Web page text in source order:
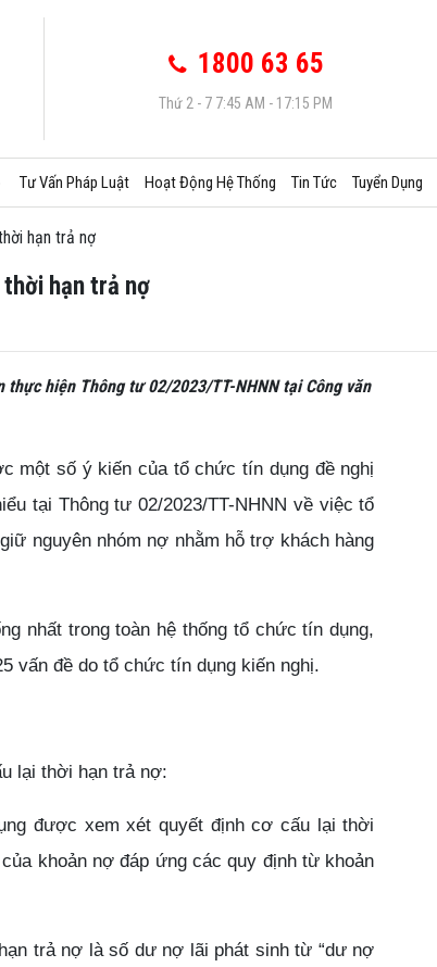
1800 63 65
Thứ 2 - 7 7:45 AM - 17:15 PM
Tư Vấn Pháp Luật Hoạt Động Hệ Thống Tin Tức Tuyển Dụng
hạn trả nợ
hạn trả nợ
hiện Thông tư 02/2023/TT-NHNN tại Công văn
một số ý kiến của tổ chức tín dụng đề nghị
tại Thông tư 02/2023/TT-NHNN về việc tổ
nguyên nhóm nợ nhằm hỗ trợ khách hàng
nhất trong toàn hệ thống tổ chức tín dụng,
vấn đề do tổ chức tín dụng kiến nghị.
lại thời hạn trả nợ:
được xem xét quyết định cơ cấu lại thời
khoản nợ đáp ứng các quy định từ khoản
trả nợ là số dư nợ lãi phát sinh từ “dư nợ
Tu vấn miễn phí Dịch vụ kế toán